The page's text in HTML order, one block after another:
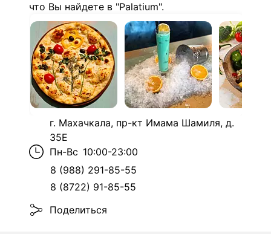
что Вы найдете в "Palatium".
г. Махачкала, пр-кт Имама Шамиля, д.
35Е
Пн-Вс 10:00-23:00
8 (988) 291-85-55
8 (8722) 91-85-55
Поделиться